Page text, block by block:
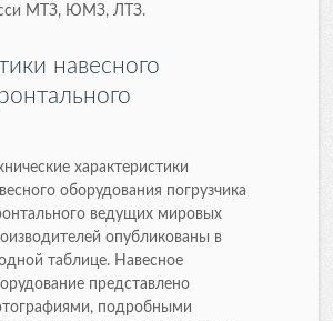
МТЗ, ЮМЗ, ЛТЗ.
навесного
характеристики
оборудования погрузчика
ведущих мировых
опубликованы в
таблице. Навесное
представлено
подробными